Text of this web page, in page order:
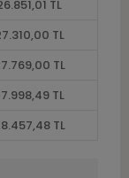
TL
TL
TL
TL
TL